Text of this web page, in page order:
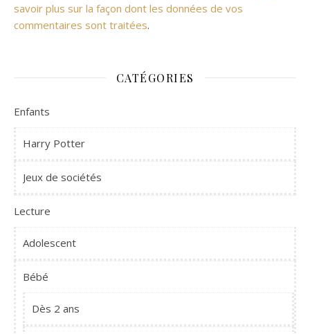
savoir plus sur la façon dont les données de vos
commentaires sont traitées.
CATÉGORIES
Enfants
Harry Potter
Jeux de sociétés
Lecture
Adolescent
Bébé
Dès 2 ans